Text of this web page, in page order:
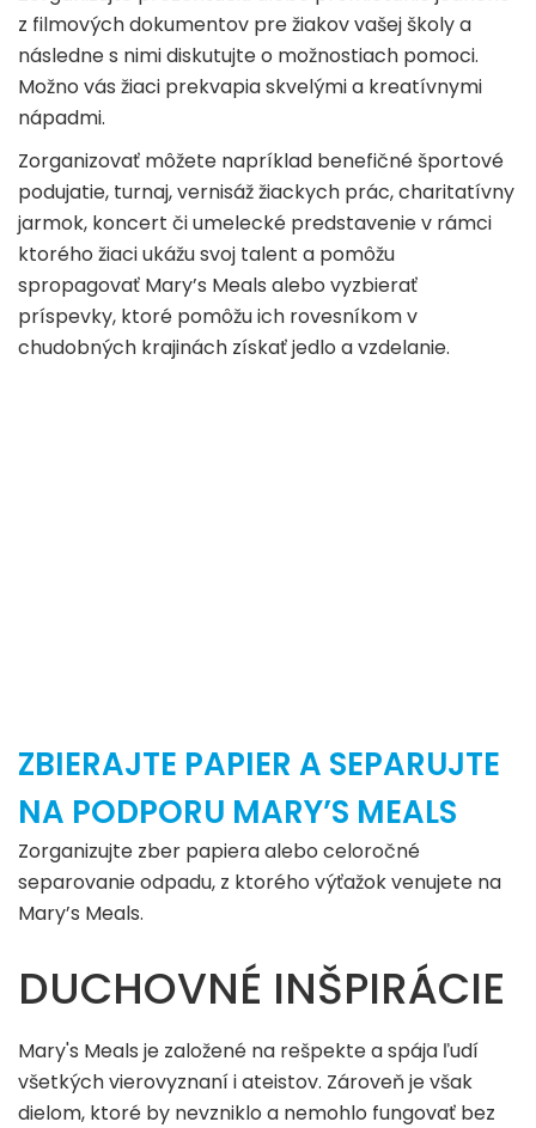
z filmových dokumentov pre žiakov vašej školy a
následne s nimi diskutujte o možnostiach pomoci.
Možno vás žiaci prekvapia skvelými a kreatívnymi
nápadmi.
Zorganizovať môžete napríklad benefičné športové
podujatie, turnaj, vernisáž žiackych prác, charitatívny
jarmok, koncert či umelecké predstavenie v rámci
ktorého žiaci ukážu svoj talent a pomôžu
spropagovať Mary’s Meals alebo vyzbierať
príspevky, ktoré pomôžu ich rovesníkom v
chudobných krajinách získať jedlo a vzdelanie.
ZBIERAJTE PAPIER A SEPARUJTE
NA PODPORU MARY’S MEALS
Zorganizujte zber papiera alebo celoročné
separovanie odpadu, z ktorého výťažok venujete na
Mary’s Meals.
DUCHOVNÉ INŠPIRÁCIE
Mary's Meals je založené na rešpekte a spája ľudí
všetkých vierovyznaní i ateistov. Zároveň je však
dielom, ktoré by nevzniklo a nemohlo fungovať bez